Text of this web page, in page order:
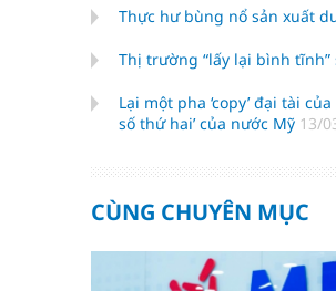
Thực hư bùng nổ sản xuất
Thị trường “lấy lại bình
Lại một pha ‘copy’ đại tài
số thứ hai’ của nước Mỹ 13/
CÙNG CHUYÊN MỤC